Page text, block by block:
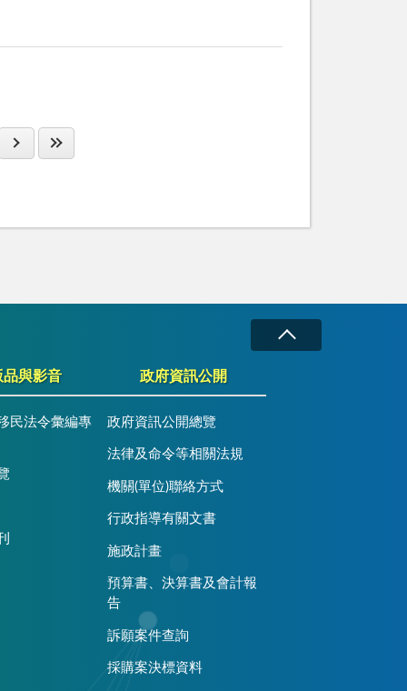
品與影音
民法令彙編專
政府資訊公開
政府資訊公開總覽
法律及命令等相關法規
機關(單位)聯絡方式
行政指導有關文書
施政計畫
預算書、決算書及會計報
告
訴願案件查詢
採購案決標資料